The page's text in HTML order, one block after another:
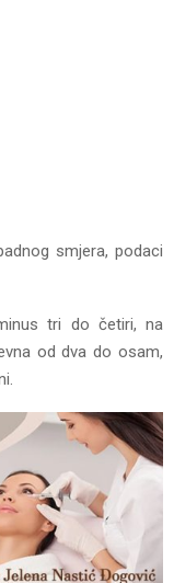
smjera, podaci
tri do četiri, na
od dva do osam,